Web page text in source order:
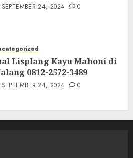
SEPTEMBER 24, 2024 0
Lisplang Kayu Mahoni di
0812-2572-3489
SEPTEMBER 24, 2024 0